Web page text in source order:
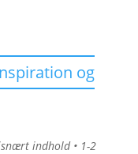
og
indhold • 1-2